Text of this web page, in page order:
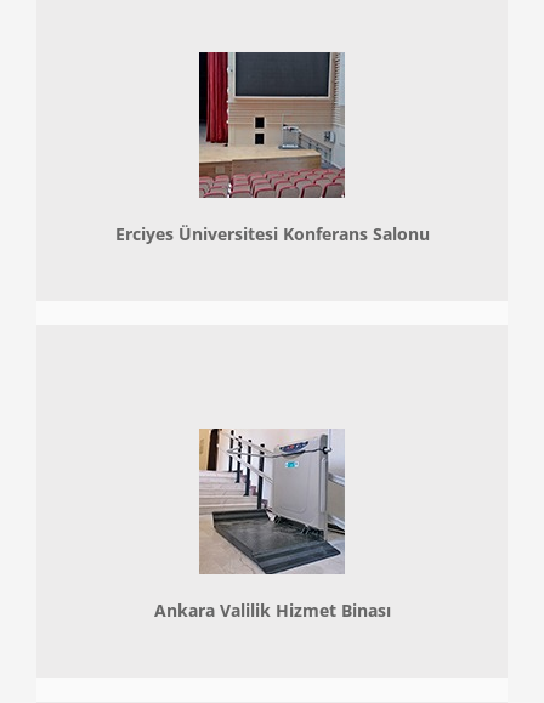
Erciyes Üniversitesi Konferans Salonu
Ankara Valilik Hizmet Binası